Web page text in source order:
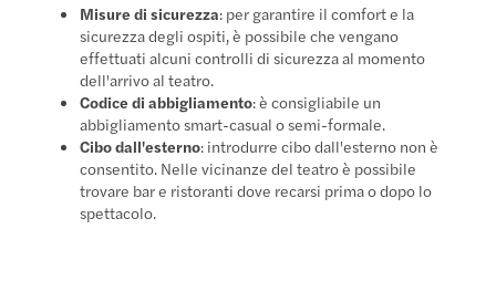
Misure di sicurezza: per garantire il comfort e la
sicurezza degli ospiti, è possibile che vengano
effettuati alcuni controlli di sicurezza al momento
dell'arrivo al teatro.
Codice di abbigliamento: è consigliabile un
abbigliamento smart-casual o semi-formale.
Cibo dall'esterno: introdurre cibo dall'esterno non è
consentito. Nelle vicinanze del teatro è possibile
trovare bar e ristoranti dove recarsi prima o dopo lo
spettacolo.